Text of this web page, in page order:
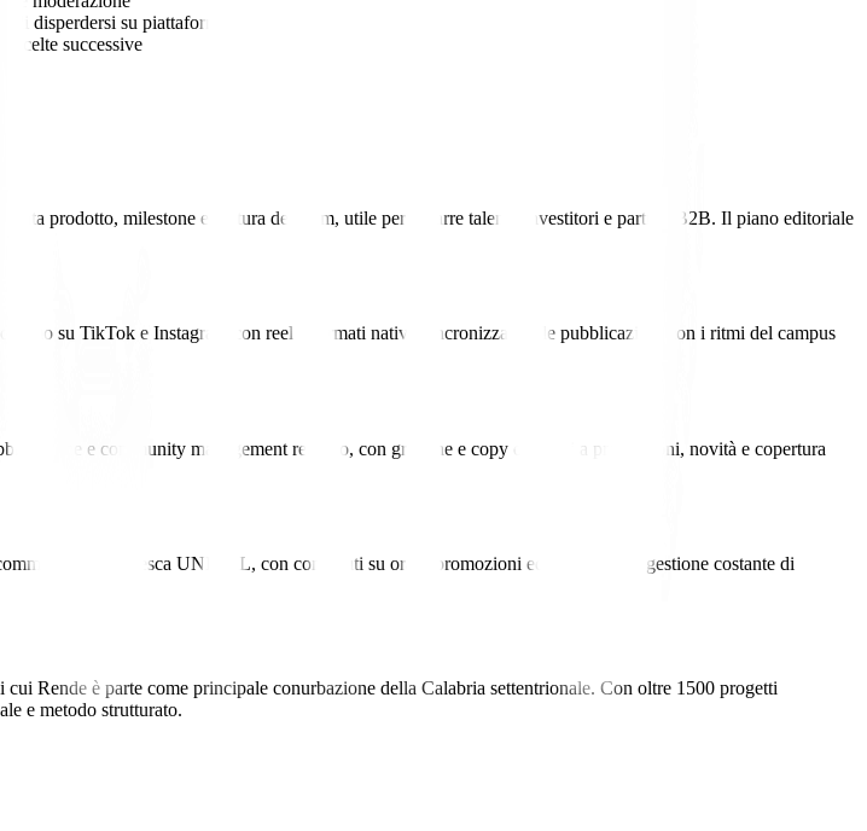
disperdersi su piattaforme inutili
scelte successive
prodotto, milestone e cultura del team, utile per attrarre talenti, investitori e partner B2B. Il piano editoriale
su TikTok e Instagram con reel e formati nativi, sincronizzando le pubblicazioni con i ritmi del campus
e community management reattivo, con grafiche e copy orientati a promozioni, novità e copertura
studentesca UNICAL, con contenuti su orari, promozioni ed eventi e una gestione costante di
Rende è parte come principale conurbazione della Calabria settentrionale. Con oltre 1500 progetti
e metodo strutturato.